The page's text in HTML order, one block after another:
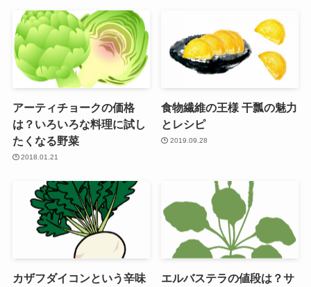
アーティチョークの価格
は？いろいろな料理に試し
たくなる野菜
2018.01.21
食物繊維の王様 干瓢の魅力
とレシピ
2019.09.28
カザフダイコンという辛味
エルバステラの値段は？サ